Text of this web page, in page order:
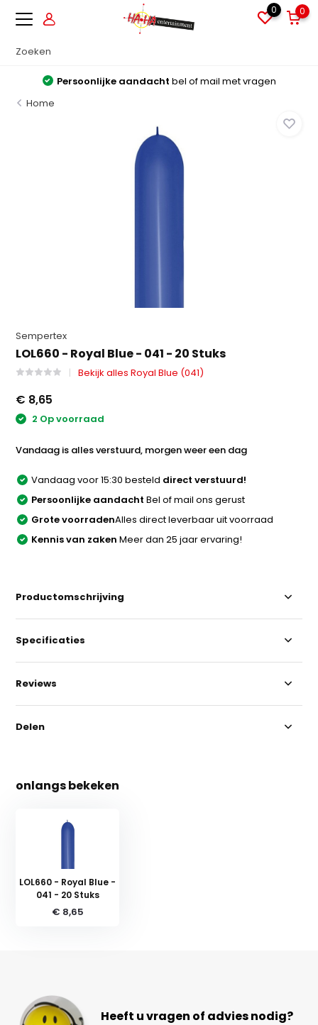
0 0
Persoonlijke aandacht bel of mail met vragen
Home
Sempertex
LOL660 - Royal Blue - 041 - 20 Stuks
Bekijk alles Royal Blue (041)
€ 8,65
2 Op voorraad
Vandaag is alles verstuurd, morgen weer een dag
Vandaag voor 15:30 besteld direct verstuurd!
Persoonlijke aandacht Bel of mail ons gerust
Grote voorradenAlles direct leverbaar uit voorraad
Kennis van zaken Meer dan 25 jaar ervaring!
Productomschrijving
Specificaties
Reviews
Delen
onlangs bekeken
LOL660 - Royal Blue -
041 - 20 Stuks
€ 8,65
Heeft u vragen of advies nodig?